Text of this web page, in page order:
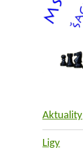
Aktuality
Ligy